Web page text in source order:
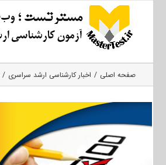
صفحه اصلی اخبار کارشناسی ارشد سراسری